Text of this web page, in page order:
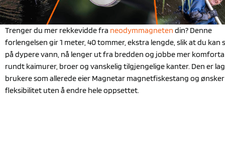
Trenger du mer rekkevidde fra neodymmagneten din? Denne
forlengelsen gir 1 meter, 40 tommer, ekstra lengde, slik at du kan
på dypere vann, nå lenger ut fra bredden og jobbe mer
rundt kaimurer, broer og vanskelig tilgjengelige kanter. Den er
brukere som allerede eier Magnetar magnetfiskestang og
fleksibilitet uten å endre hele oppsettet.